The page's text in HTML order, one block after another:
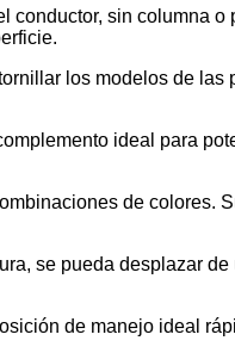
conductor, sin columna o
los modelos de
ideal para
de colores.
se pueda desplazar
de manejo ideal